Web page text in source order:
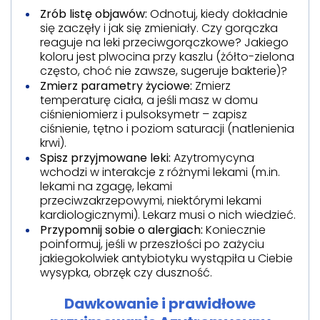
Zrób listę objawów: Odnotuj, kiedy dokładnie
się zaczęły i jak się zmieniały. Czy gorączka
reaguje na leki przeciwgorączkowe? Jakiego
koloru jest plwocina przy kaszlu (żółto-zielona
często, choć nie zawsze, sugeruje bakterie)?
Zmierz parametry życiowe: Zmierz
temperaturę ciała, a jeśli masz w domu
ciśnieniomierz i pulsoksymetr – zapisz
ciśnienie, tętno i poziom saturacji (natlenienia
krwi).
Spisz przyjmowane leki: Azytromycyna
wchodzi w interakcje z różnymi lekami (m.in.
lekami na zgagę, lekami
przeciwzakrzepowymi, niektórymi lekami
kardiologicznymi). Lekarz musi o nich wiedzieć.
Przypomnij sobie o alergiach: Koniecznie
poinformuj, jeśli w przeszłości po zażyciu
jakiegokolwiek antybiotyku wystąpiła u Ciebie
wysypka, obrzęk czy duszność.
Dawkowanie i prawidłowe